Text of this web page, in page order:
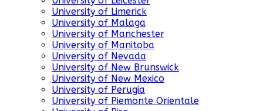
University of Limerick
University of Malaga
University of Manchester
University of Manitoba
University of Nevada
University of New Brunswick
University of New Mexico
University of Perugia
University of Piemonte Orientale